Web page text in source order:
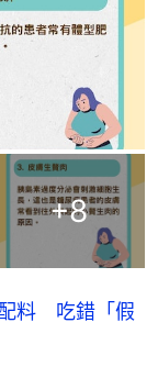
+8
料 吃錯「假